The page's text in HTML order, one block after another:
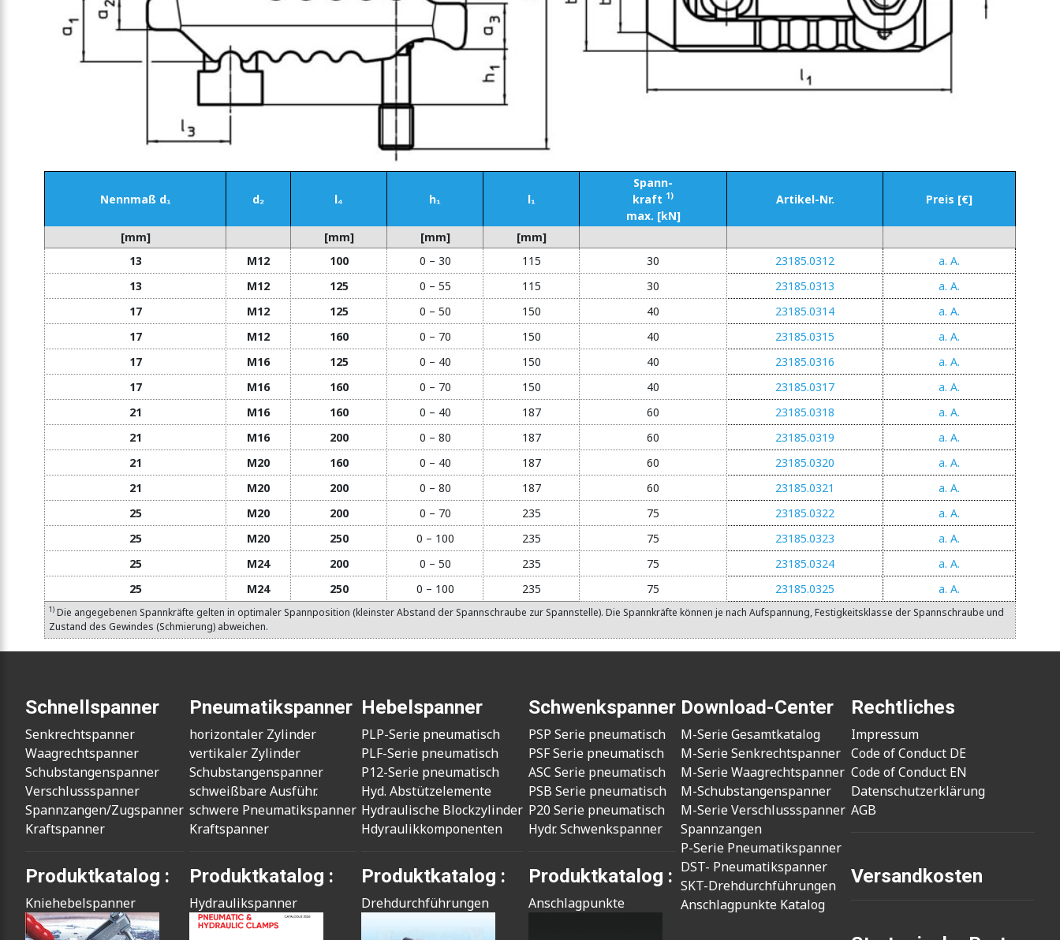
Nennmaß d₁ d₂ l₄ h₁ l₁
Spann-
kraft 1)
max. [kN]
Artikel-Nr. Preis [€]
[mm] [mm] [mm]
[mm]
13
M12 100 0 – 30 115 30 23185.0312
a. A.
13
M12 125 0 – 55 115 30 23185.0313
a. A.
17
M12 125 0 – 50 150 40 23185.0314
a. A.
17
M12 160 0 – 70 150 40 23185.0315
a. A.
17
M16 125 0 – 40 150 40 23185.0316
a. A.
17
M16 160 0 – 70 150 40 23185.0317
a. A.
21
M16 160 0 – 40 187 60 23185.0318
a. A.
21
M16 200 0 – 80 187 60 23185.0319
a. A.
21
M20 160 0 – 40 187 60 23185.0320
a. A.
21
M20 200 0 – 80 187 60 23185.0321
a. A.
25
M20 200 0 – 70 235 75 23185.0322
a. A.
25
M20 250 0 – 100 235 75 23185.0323
a. A.
25
M24 200 0 – 50 235 75 23185.0324
a. A.
25
M24 250 0 – 100 235 75 23185.0325 a. A.
1) Die angegebenen Spannkräfte gelten in optimaler Spannposition (kleinster Abstand der Spannschraube zur Spannstelle). Die Spannkräfte können je nach Aufspannung, Festigkeitsklasse der Spannschraube und
Zustand des Gewindes (Schmierung) abweichen.
Schnellspanner
Senkrechtspanner
Waagrechtspanner
Schubstangenspanner
Verschlussspanner
Spannzangen/Zugspanner
Kraftspanner
Produktkatalog :
Kniehebelspanner
Pneumatikspanner
horizontaler Zylinder
vertikaler Zylinder
Schubstangenspanner
schweißbare Ausführ.
schwere Pneumatikspanner
Kraftspanner
Produktkatalog :
Hydraulikspanner
Hebelspanner
PLP-Serie pneumatisch
PLF-Serie pneumatisch
P12-Serie pneumatisch
Hyd. Abstützelemente
Hydraulische Blockzylinder
Hdyraulikkomponenten
Produktkatalog :
Drehdurchführungen
Schwenkspanner
PSP Serie pneumatisch
PSF Serie pneumatisch
ASC Serie pneumatisch
PSB Serie pneumatisch
P20 Serie pneumatisch
Hydr. Schwenkspanner
Produktkatalog :
Anschlagpunkte
Download-Center
M-Serie Gesamtkatalog
M-Serie Senkrechtspanner
M-Serie Waagrechtspanner
M-Schubstangenspanner
M-Serie Verschlussspanner
Spannzangen
P-Serie Pneumatikspanner
DST- Pneumatikspanner
SKT-Drehdurchführungen
Anschlagpunkte Katalog
Rechtliches
Impressum
Code of Conduct DE
Code of Conduct EN
Datenschutzerklärung
AGB
Versandkosten